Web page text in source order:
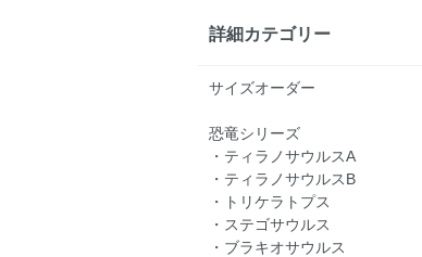
詳細カテゴリー
サイズオーダー
恐竜シリーズ
・ティラノサウルスA
・ティラノサウルスB
・トリケラトプス
・ステゴサウルス
・ブラキオサウルス